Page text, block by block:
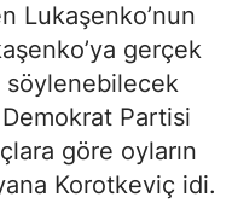
Lukaşenko’nun
gerçek
Partisi
göre oyların
Korotkeviç idi.